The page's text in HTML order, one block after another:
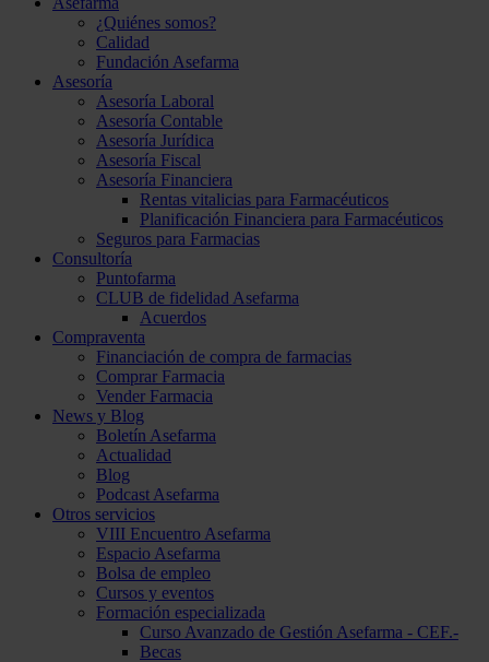
¿Quiénes somos?
Calidad
Fundación Asefarma
Asesoría
Asesoría Laboral
Asesoría Contable
Asesoría Jurídica
Asesoría Fiscal
Asesoría Financiera
Rentas vitalicias para Farmacéuticos
Planificación Financiera para Farmacéuticos
Seguros para Farmacias
Consultoría
Puntofarma
CLUB de fidelidad Asefarma
Acuerdos
Compraventa
Financiación de compra de farmacias
Comprar Farmacia
Vender Farmacia
News y Blog
Boletín Asefarma
Actualidad
Blog
Podcast Asefarma
Otros servicios
VIII Encuentro Asefarma
Espacio Asefarma
Bolsa de empleo
Cursos y eventos
Formación especializada
Curso Avanzado de Gestión Asefarma - CEF.-
Becas